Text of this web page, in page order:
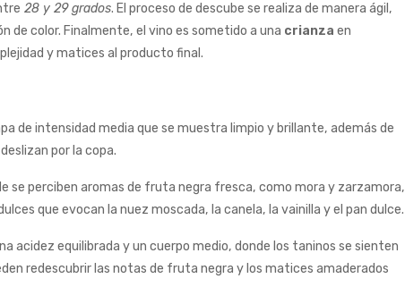
28 y 29 grados. El proceso de descube se realiza de manera ágil,
de color. Finalmente, el vino es sometido a una crianza en
y matices al producto final.
de intensidad media que se muestra limpio y brillante, además de
por la copa.
se perciben aromas de fruta negra fresca, como mora y zarzamora,
que evocan la nuez moscada, la canela, la vainilla y el pan dulce.
acidez equilibrada y un cuerpo medio, donde los taninos se sienten
redescubrir las notas de fruta negra y los matices amaderados